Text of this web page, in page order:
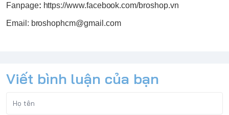
Fanpage: https://www.facebook.com/broshop.vn
Email: broshophcm@gmail.com
Viết bình luận của bạn